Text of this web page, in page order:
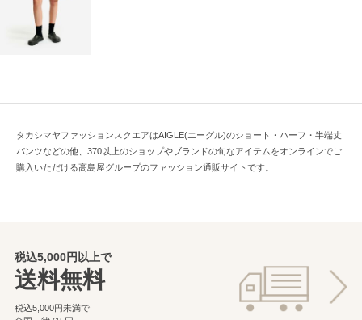
タカシマヤファッションスクエアはAIGLE(エーグル)のショート・ハーフ・半端丈
パンツなどの他、370以上のショップやブランドの旬なアイテムをオンラインでご
購入いただける高島屋グループのファッション通販サイトです。
税込5,000円以上で
送料無料
税込5,000円未満で